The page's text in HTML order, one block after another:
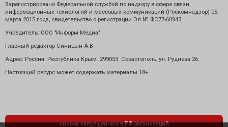
Зарегистрировано Федеральной службой по надзору в сфере связи,
информационных технологий и массовых коммуникаций (Роскомнадзор) 05
марта 2015 года, свидетельство о регистрации Эл № ФС77-60943.
Учредитель: ООО "Информ Медиа"
Главный редактор Синицын А.В.
Адрес: Россия. Республика Крым. 299053. Севастополь, ул. Руднева 26.
Настоящий ресурс может содержать материалы 18+
список запрещенных в РФ организаций